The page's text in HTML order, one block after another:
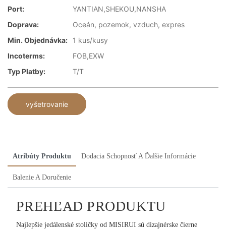
Port:
YANTIAN,SHEKOU,NANSHA
Doprava:
Oceán, pozemok, vzduch, expres
Min. Objednávka:
1 kus/kusy
Incoterms:
FOB,EXW
Typ Platby:
T/T
vyšetrovanie
Atribúty Produktu Dodacia Schopnosť A Ďalšie Informácie
Balenie A Doručenie
PREHĽAD PRODUKTU
Najlepšie jedálenské stoličky od MISIRUI sú dizajnérske čierne